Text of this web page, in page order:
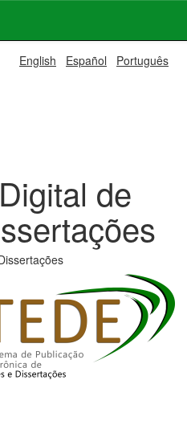
English Español Português
de